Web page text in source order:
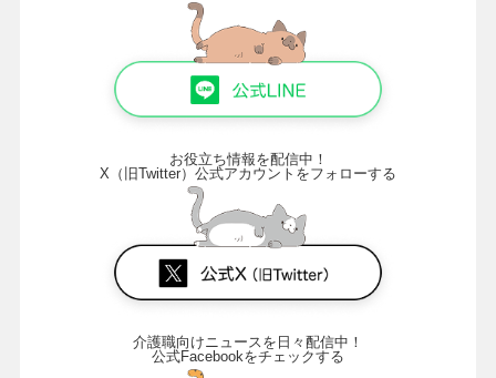
お役立ち情報を配信中！
X（旧Twitter）公式アカウントをフォローする
介護職向けニュースを日々配信中！
公式Facebookをチェックする